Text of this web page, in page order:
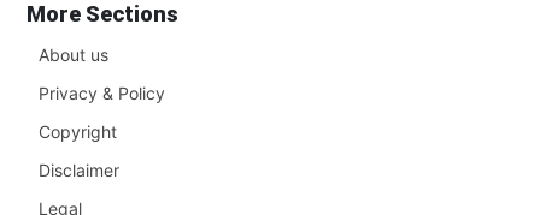
More Sections
About us
Privacy & Policy
Copyright
Disclaimer
Legal